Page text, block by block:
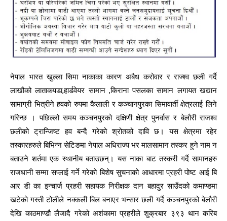
नेपाल भारत खुल्ला सिमा नाकाका कारण अबैध करोवार र राज्श्व छली गर्दै
लाखौको लाताकपडा,हार्डवेयर सामान ,किराना पसलका सामान लगायत खद्यान
सामाग्री भित्रीने हवको रुपमा कैलाली र कञ्चानपुरका सिमावार्ती क्षेत्रलाई लिने
गरिन्छ । पछिल्लो समय कञ्चनपुरको दक्षिणी क्षेत्र पुनर्वास र बेलौरी राजश्व
छलीको ट्रान्जिष्ट हव बन्दै गरेको श्रोतको दावि छ। यस क्षेत्रमा रहेर
तस्कारहरुले बिभिन्न सेटिङमा नेपाल अधिराज्य भर मालसामान तस्कर हुने नाम न
बताउने शर्तमा एक स्थानीय बताउछन्। यस नाका बाट तस्करी गर्दै सामानहरु
राजधानी सम्मा सप्लाई गर्ने गरेको बिशेष सुचनाको आधारमा प्रहरी पोष्ट आई बि
आर डी का इन्चार्ज प्रहरी सहायक निरीक्षक दान बहादुर साउँदको कमाण्डमा
खटेको गस्ती टोलीले नक्कली बिल बनाएर भन्सार छली गर्दै कञ्चनपुरको बेलौरी
देखि काठमाण्डौ लैजादै गरेको अशंकामा प्रहरीले शुक्रबार ३९३ थान करिब